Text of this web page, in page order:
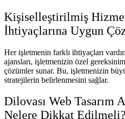
Kişiselleştirilmiş
İhtiyaçlarına Uygun
Her işletmenin farklı ihtiyaçları
ajansları, işletmenizin özel
çözümler sunar. Bu, işletmenizin
stratejilerin belirlenmesini sağlar.
Dilovası Web Tasarım
Nelere Dikkat Edilmeli?